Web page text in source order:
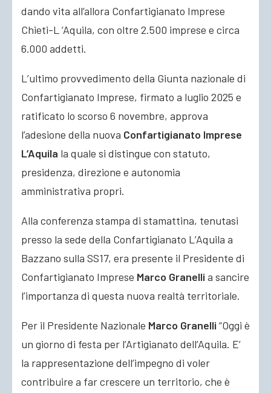
dando vita all’allora Confartigianato Imprese
Chieti-L ’Aquila, con oltre 2.500 imprese e circa
6.000 addetti.
L’ultimo provvedimento della Giunta nazionale di
Confartigianato Imprese, firmato a luglio 2025 e
ratificato lo scorso 6 novembre, approva
l’adesione della nuova Confartigianato Imprese
L’Aquila la quale si distingue con statuto,
presidenza, direzione e autonomia
amministrativa propri.
Alla conferenza stampa di stamattina, tenutasi
presso la sede della Confartigianato L’Aquila a
Bazzano sulla SS17, era presente il Presidente di
Confartigianato Imprese Marco Granelli a sancire
l’importanza di questa nuova realtà territoriale.
Per il Presidente Nazionale Marco Granelli “Oggi è
un giorno di festa per l’Artigianato dell’Aquila. E’
la rappresentazione dell’impegno di voler
contribuire a far crescere un territorio, che è